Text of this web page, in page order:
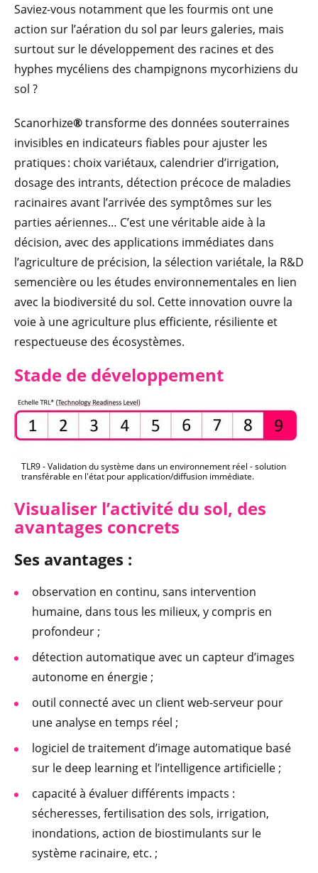
Saviez-vous notamment que les fourmis ont une
action sur l’aération du sol par leurs galeries, mais
surtout sur le développement des racines et des
hyphes mycéliens des champignons mycorhiziens du
sol ?
Scanorhize®transforme des données souterraines
invisibles en indicateurs fiables pour ajuster les
pratiques : choix variétaux, calendrier d’irrigation,
dosage des intrants, détection précoce de maladies
racinaires avant l’arrivée des symptômes sur les
parties aériennes… C’est une véritable aide à la
décision, avec des applications immédiates dans
l’agriculture de précision, la sélection variétale, la R&D
semencière ou les études environnementales en lien
avec la biodiversité du sol. Cette innovation ouvre la
voie à une agriculture plus efficiente, résiliente et
respectueuse des écosystèmes.
Stade de développement
TLR9 - Validation du système dans un environnement réel - solution
transférable en l'état pour application/diffusion immédiate.
Visualiser l’activité du sol, des
avantages concrets
Ses avantages :
observation en continu, sans intervention
humaine, dans tous les milieux, y compris en
profondeur ;
détection automatique avec un capteur d’images
autonome en énergie ;
outil connecté avec un client web-serveur pour
une analyse en temps réel ;
logiciel de traitement d’image automatique basé
sur le deep learning et l’intelligence artificielle ;
capacité à évaluer différents impacts :
sécheresses, fertilisation des sols, irrigation,
inondations, action de biostimulants sur le
système racinaire, etc. ;